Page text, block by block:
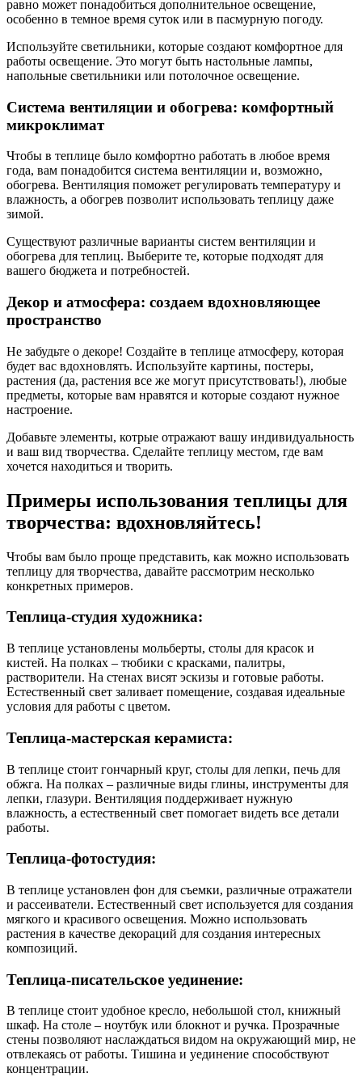
равно может понадобиться дополнительное освещение,
особенно в темное время суток или в пасмурную погоду.
Используйте светильники, которые создают комфортное для
работы освещение. Это могут быть настольные лампы,
напольные светильники или потолочное освещение.
Система вентиляции и обогрева: комфортный
микроклимат
Чтобы в теплице было комфортно работать в любое время
года, вам понадобится система вентиляции и, возможно,
обогрева. Вентиляция поможет регулировать температуру и
влажность, а обогрев позволит использовать теплицу даже
зимой.
Существуют различные варианты систем вентиляции и
обогрева для теплиц. Выберите те, которые подходят для
вашего бюджета и потребностей.
Декор и атмосфера: создаем вдохновляющее
пространство
Не забудьте о декоре! Создайте в теплице атмосферу, которая
будет вас вдохновлять. Используйте картины, постеры,
растения (да, растения все же могут присутствовать!), любые
предметы, которые вам нравятся и которые создают нужное
настроение.
Добавьте элементы, котрые отражают вашу индивидуальность
и ваш вид творчества. Сделайте теплицу местом, где вам
хочется находиться и творить.
Примеры использования теплицы для
творчества: вдохновляйтесь!
Чтобы вам было проще представить, как можно использовать
теплицу для творчества, давайте рассмотрим несколько
конкретных примеров.
Теплица-студия художника:
В теплице установлены мольберты, столы для красок и
кистей. На полках – тюбики с красками, палитры,
растворители. На стенах висят эскизы и готовые работы.
Естественный свет заливает помещение, создавая идеальные
условия для работы с цветом.
Теплица-мастерская керамиста:
В теплице стоит гончарный круг, столы для лепки, печь для
обжга. На полках – различные виды глины, инструменты для
лепки, глазури. Вентиляция поддерживает нужную
влажность, а естественный свет помогает видеть все детали
работы.
Теплица-фотостудия:
В теплице установлен фон для съемки, различные отражатели
и рассеиватели. Естественный свет используется для создания
мягкого и красивого освещения. Можно использовать
растения в качестве декораций для создания интересных
композиций.
Теплица-писательское уединение:
В теплице стоит удобное кресло, небольшой стол, книжный
шкаф. На столе – ноутбук или блокнот и ручка. Прозрачные
стены позволяют наслаждаться видом на окружающий мир, не
отвлекаясь от работы. Тишина и уединение способствуют
концентрации.